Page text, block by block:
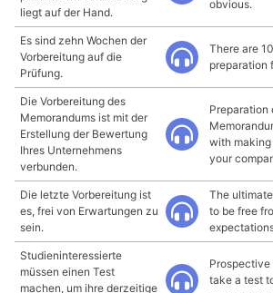
liegt auf der Hand.
obvious.
Es sind zehn Wochen der
Vorbereitung auf die
Prüfung.
There are
preparation
Die Vorbereitung des
Memorandums ist mit der
Erstellung der Bewertung
Ihres Unternehmens
verbunden.
Preparation
with
your
Die letzte Vorbereitung ist
es, frei von Erwartungen zu
sein.
The
to be free
Studieninteressierte
müssen einen Test
machen, um ihre derzeitige
take a test